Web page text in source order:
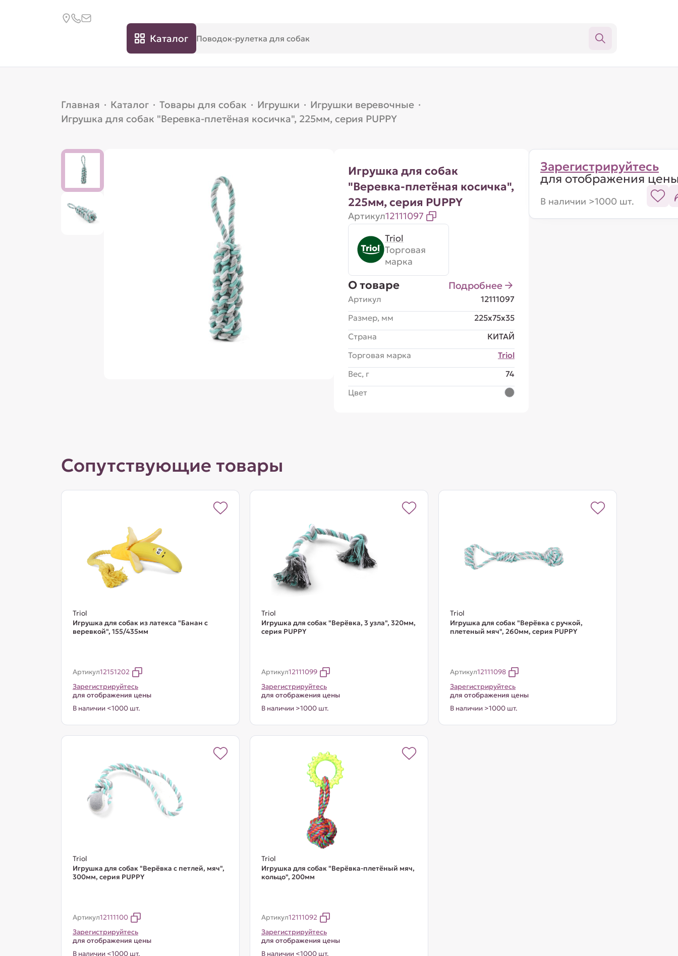
Каталог
Главная · Каталог · Товары для собак · Игрушки · Игрушки веревочные ·
Игрушка для собак "Веревка-плетёная косичка", 225мм, серия PUPPY
Игрушка для собак
"Веревка-плетёная косичка",
225мм, серия PUPPY
Артикул12111097
Triol
Торговая
марка
О товаре Подробнее
Артикул
12111097
Размер, мм
225x75x35
Страна
КИТАЙ
Торговая марка
Triol
Вес, г
74
Цвет
Зарегистрируйтесь
для отображения
В наличии >1000 шт.
Сопутствующие товары
Triol
Игрушка для собак из латекса "Банан с
веревкой", 155/435мм
Артикул12151202
Зарегистрируйтесь
для отображения цены
В наличии <1000 шт.
Triol
Игрушка для собак "Верёвка, 3 узла", 320мм,
серия PUPPY
Артикул12111099
Зарегистрируйтесь
для отображения цены
В наличии >1000 шт.
Triol
Игрушка для собак "Верёвка с ручкой,
плетеный мяч", 260мм, серия PUPPY
Артикул12111098
Зарегистрируйтесь
для отображения цены
В наличии >1000 шт.
Triol
Игрушка для собак "Верёвка c петлей, мяч",
300мм, серия PUPPY
Артикул12111100
Зарегистрируйтесь
для отображения цены
В наличии <1000 шт.
Triol
Игрушка для собак "Верёвка-плетёный мяч,
кольцо", 200мм
Артикул12111092
Зарегистрируйтесь
для отображения цены
В наличии <1000 шт.